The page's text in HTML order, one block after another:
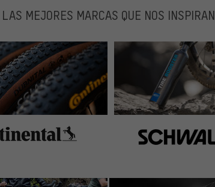
LAS MEJORES MARCAS QUE NOS INSPIRAN